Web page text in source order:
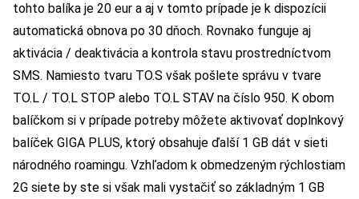
tohto balíka je 20 eur a aj v tomto prípade je k dispozícii
automatická obnova po 30 dňoch. Rovnako funguje aj
aktivácia / deaktivácia a kontrola stavu prostredníctvom
SMS. Namiesto tvaru TO.S však pošlete správu v tvare
TO.L / TO.L STOP alebo TO.L STAV na číslo 950. K obom
balíčkom si v prípade potreby môžete aktivovať doplnkový
balíček GIGA PLUS, ktorý obsahuje ďalší 1 GB dát v sieti
národného roamingu. Vzhľadom k obmedzeným rýchlostiam
2G siete by ste si však mali vystačiť so základným 1 GB